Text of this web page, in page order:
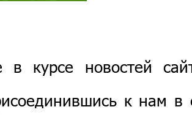
в курсе новостей
к нам